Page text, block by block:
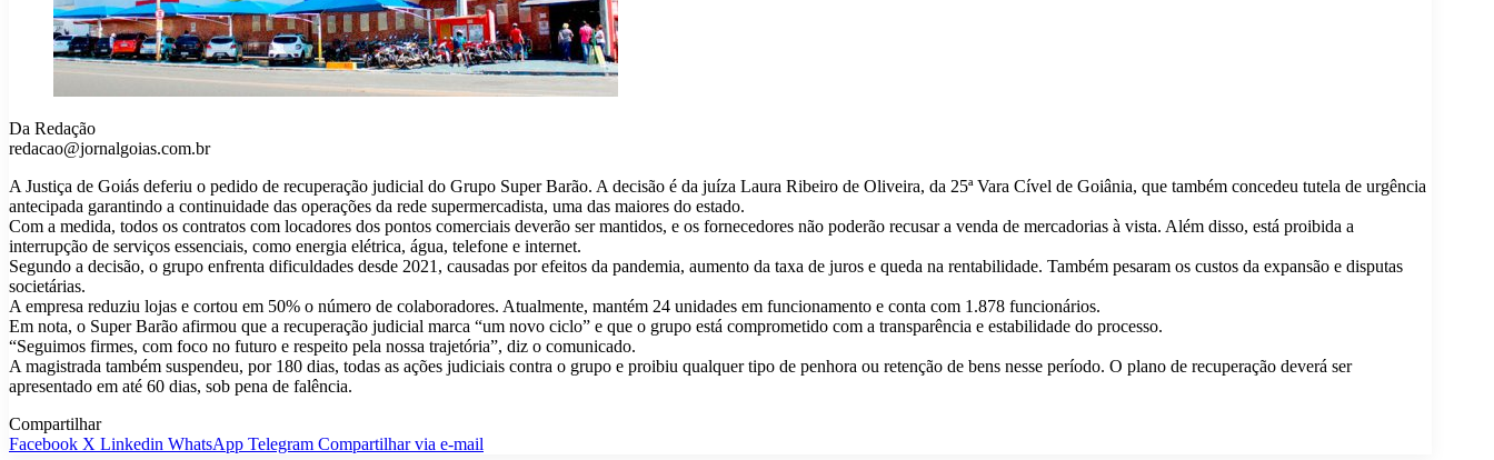
Da Redação
redacao@jornalgoias.com.br
A Justiça de Goiás deferiu o pedido de recuperação judicial do Grupo Super Barão. A decisão é da juíza Laura Ribeiro de Oliveira, da 25ª Vara Cível de Goiânia, que também concedeu tutela de urgência
antecipada garantindo a continuidade das operações da rede supermercadista, uma das maiores do estado.
Com a medida, todos os contratos com locadores dos pontos comerciais deverão ser mantidos, e os fornecedores não poderão recusar a venda de mercadorias à vista. Além disso, está proibida a
interrupção de serviços essenciais, como energia elétrica, água, telefone e internet.
Segundo a decisão, o grupo enfrenta dificuldades desde 2021, causadas por efeitos da pandemia, aumento da taxa de juros e queda na rentabilidade. Também pesaram os custos da expansão e disputas
societárias.
A empresa reduziu lojas e cortou em 50% o número de colaboradores. Atualmente, mantém 24 unidades em funcionamento e conta com 1.878 funcionários.
Em nota, o Super Barão afirmou que a recuperação judicial marca “um novo ciclo” e que o grupo está comprometido com a transparência e estabilidade do processo.
“Seguimos firmes, com foco no futuro e respeito pela nossa trajetória”, diz o comunicado.
A magistrada também suspendeu, por 180 dias, todas as ações judiciais contra o grupo e proibiu qualquer tipo de penhora ou retenção de bens nesse período. O plano de recuperação deverá ser
apresentado em até 60 dias, sob pena de falência.
Compartilhar
Facebook X Linkedin WhatsApp Telegram Compartilhar via e-mail